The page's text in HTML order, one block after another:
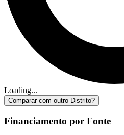
Loading...
Comparar com outro Distrito?
Financiamento por Fonte